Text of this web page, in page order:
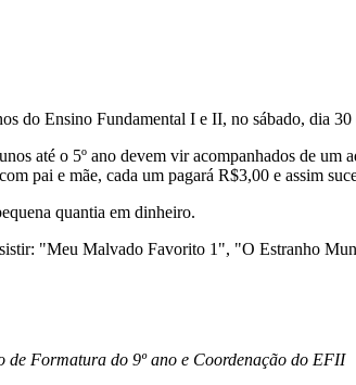
do Ensino Fundamental I e II, no sábado, dia 30
até o 5º ano devem vir acompanhados de um
pai e mãe, cada um pagará R$3,00 e assim
quantia em dinheiro.
"Meu Malvado Favorito 1", "O Estranho
de Formatura do 9º ano e Coordenação do EFII